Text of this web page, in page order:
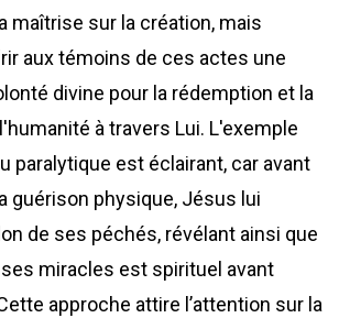
maîtrise sur la création, mais
aux témoins de ces actes une
divine pour la rédemption et la
à travers Lui. L'exemple
paralytique est éclairant, car avant
guérison physique, Jésus lui
de ses péchés, révélant ainsi que
miracles est spirituel avant
approche attire l’attention sur la